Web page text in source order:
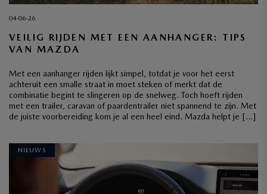
04-06-26
VEILIG RIJDEN MET EEN AANHANGER: TIPS
VAN MAZDA
Met een aanhanger rijden lijkt simpel, totdat je voor het eerst
achteruit een smalle straat in moet steken of merkt dat de
combinatie begint te slingeren op de snelweg. Toch hoeft rijden
met een trailer, caravan of paardentrailer niet spannend te zijn. Met
de juiste voorbereiding kom je al een heel eind. Mazda helpt je […]
NIEUWS